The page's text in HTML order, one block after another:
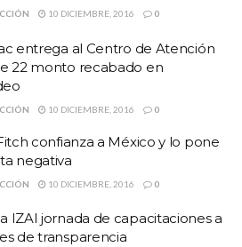
10 DICIEMBRE, 2016 0
entrega al Centro de Atención
22 monto recabado en
10 DICIEMBRE, 2016 0
confianza a México y lo pone
negativa
10 DICIEMBRE, 2016 0
IZAI jornada de capacitaciones a
de transparencia